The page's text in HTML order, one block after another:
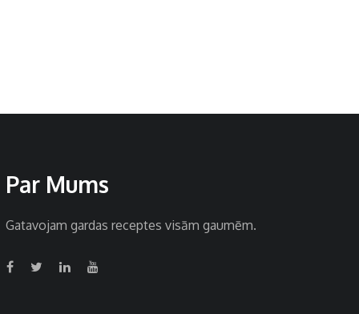
Par Mums
Gatavojam gardas receptes visām gaumēm.